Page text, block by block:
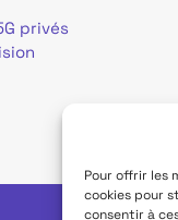
Pour offrir les
cookies pour
consentir à
privés